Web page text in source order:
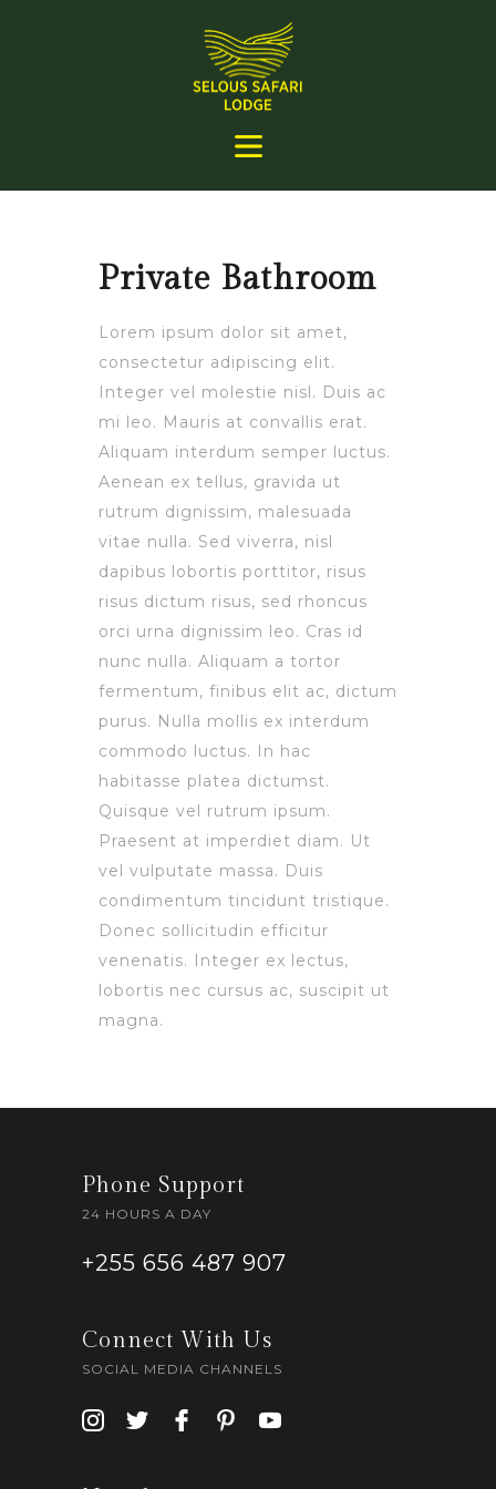
Private Bathroom
Lorem ipsum dolor sit amet,
consectetur adipiscing elit.
Integer vel molestie nisl. Duis ac
mi leo. Mauris at convallis erat.
Aliquam interdum semper luctus.
Aenean ex tellus, gravida ut
rutrum dignissim, malesuada
vitae nulla. Sed viverra, nisl
dapibus lobortis porttitor, risus
risus dictum risus, sed rhoncus
orci urna dignissim leo. Cras id
nunc nulla. Aliquam a tortor
fermentum, finibus elit ac, dictum
purus. Nulla mollis ex interdum
commodo luctus. In hac
habitasse platea dictumst.
Quisque vel rutrum ipsum.
Praesent at imperdiet diam. Ut
vel vulputate massa. Duis
condimentum tincidunt tristique.
Donec sollicitudin efficitur
venenatis. Integer ex lectus,
lobortis nec cursus ac, suscipit ut
magna.
Phone Support
24 HOURS A DAY
+255 656 487 907
Connect With Us
SOCIAL MEDIA CHANNELS